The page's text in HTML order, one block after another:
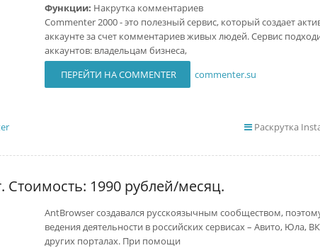
Функции: Накрутка комментариев
Commenter 2000 - это полезный сервис, который создает
аккаунте за счет комментариев живых людей. Сервис
аккаунтов: владельцам бизнеса,
ПЕРЕЙТИ НА COMMENTER
commenter.su
Раскрутка
. Стоимость: 1990 рублей/месяц.
AntBrowser создавался русскоязычным сообществом,
ведения деятельности в российских сервисах – Авито, Юла,
других порталах. При помощи